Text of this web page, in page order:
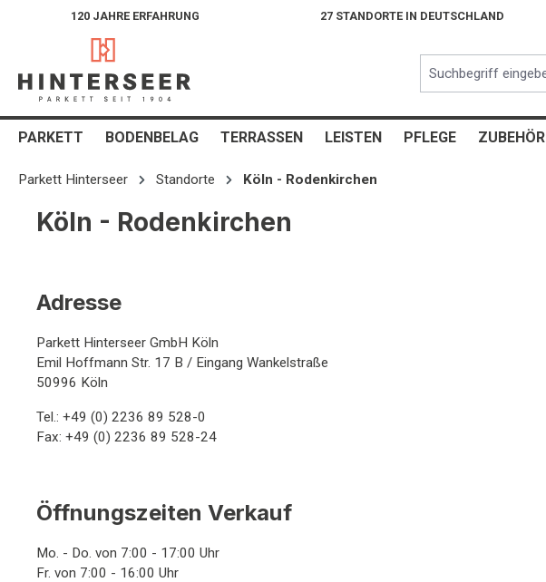
Zur Hauptnavigation springen
120 JAHRE ERFAHRUNG 27 STANDORTE IN DEUTSCHLAND
PARKETT BODENBELAG TERRASSEN LEISTEN PFLEGE ZUBEHÖR
Parkett Hinterseer Standorte Köln - Rodenkirchen
Köln - Rodenkirchen
Adresse
Parkett Hinterseer GmbH Köln
Emil Hoffmann Str. 17 B / Eingang Wankelstraße
50996 Köln
Tel.: +49 (0) 2236 89 528-0
Fax: +49 (0) 2236 89 528-24
Öffnungszeiten Verkauf
Mo. - Do. von 7:00 - 17:00 Uhr
Fr. von 7:00 - 16:00 Uhr